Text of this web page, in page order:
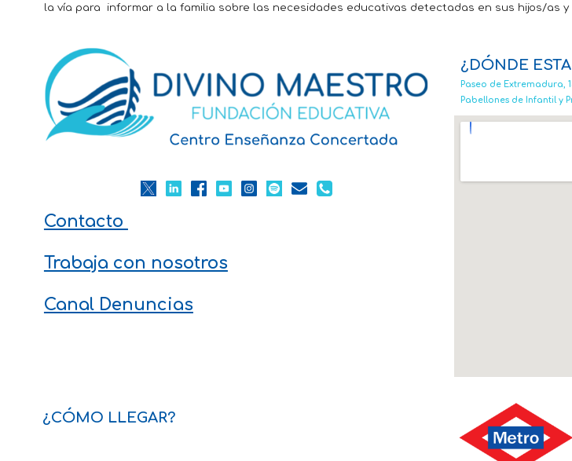
la vía para informar a la familia sobre las necesidades educativas detectadas en sus hijos/as
Contacto
Trabaja con nosotros
Canal Denuncias
¿DÓNDE
Paseo de Extremadura,
Pabellones de Infantil y
¿CÓMO LLEGAR?